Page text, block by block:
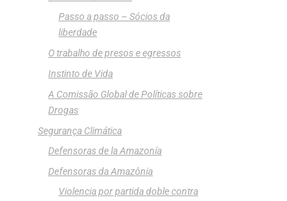
Passo a passo – Sócios da
liberdade
O trabalho de presos e egressos
Instinto de Vida
A Comissão Global de Políticas sobre
Drogas
Segurança Climática
Defensoras de la Amazonía
Defensoras da Amazônia
Violencia por partida doble contra